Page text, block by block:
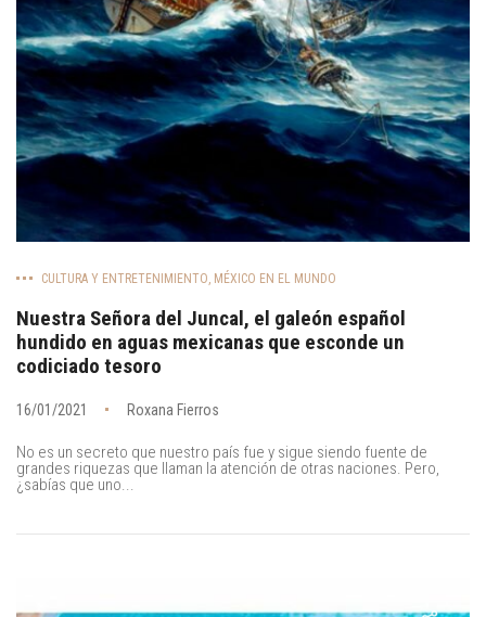
CULTURA Y ENTRETENIMIENTO MÉXICO EN EL MUNDO
Nuestra Señora del Juncal, el galeón español
hundido en aguas mexicanas que esconde un
codiciado tesoro
16/01/2021 Roxana Fierros
No es un secreto que nuestro país fue y sigue siendo fuente de
grandes riquezas que llaman la atención de otras naciones. Pero,
¿sabías que uno...